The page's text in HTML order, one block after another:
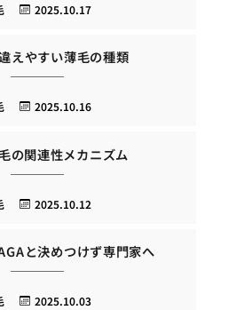
2025.10.17
えやすい薄毛の種類
2025.10.16
の関連性メカニズム
2025.10.12
と決めつけず専門家へ
2025.10.03